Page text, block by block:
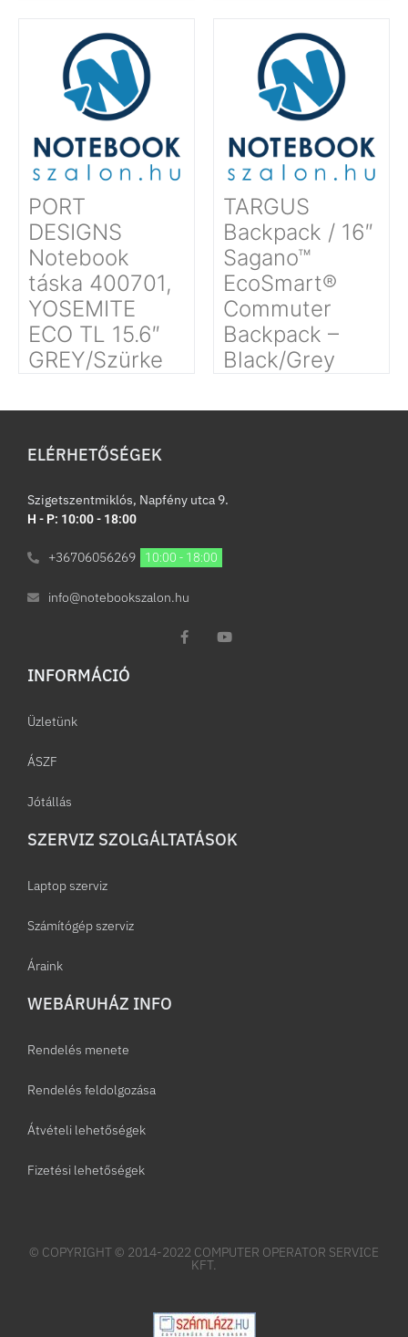
PORT
DESIGNS
Notebook
táska 400701,
YOSEMITE
ECO TL 15.6″
GREY/Szürke
TARGUS
Backpack / 16″
Sagano™
EcoSmart®
Commuter
Backpack –
Black/Grey
ELÉRHETŐSÉGEK
Szigetszentmiklós, Napfény utca 9.
H - P: 10:00 - 18:00
+36706056269 10:00 - 18:00
info@notebookszalon.hu
INFORMÁCIÓ​
Üzletünk
ÁSZF
Jótállás
SZERVIZ SZOLGÁLTATÁSOK
Laptop szerviz
Számítógép szerviz
Áraink
WEBÁRUHÁZ INFO
Rendelés menete
Rendelés feldolgozása
Átvételi lehetőségek
Fizetési lehetőségek
© COPYRIGHT © 2014-2022 COMPUTER OPERATOR SERVICE
KFT.